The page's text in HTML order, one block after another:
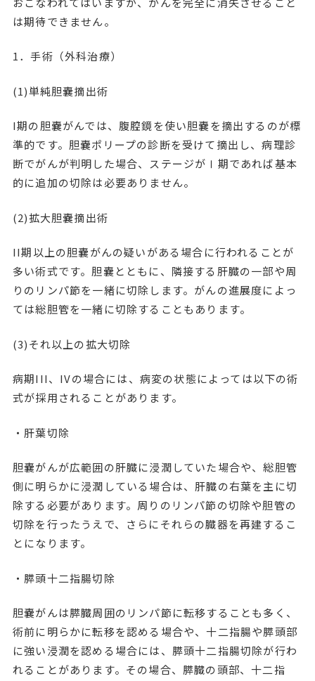
は期待できません。
1．手術（外科治療）
(1)単純胆嚢摘出術
I期の胆嚢がんでは、腹腔鏡を使い胆嚢を摘出するのが標
準的です。胆嚢ポリープの診断を受けて摘出し、病理診
断でがんが判明した場合、ステージがⅠ期であれば基本
的に追加の切除は必要ありません。
(2)拡大胆嚢摘出術
II期以上の胆嚢がんの疑いがある場合に行われることが
多い術式です。胆嚢とともに、隣接する肝臓の一部や周
りのリンパ節を一緒に切除します。がんの進展度によっ
ては総胆管を一緒に切除することもあります。
(3)それ以上の拡大切除
病期III、IVの場合には、病変の状態によっては以下の術
式が採用されることがあります。
・肝葉切除
胆嚢がんが広範囲の肝臓に浸潤していた場合や、総胆管
側に明らかに浸潤している場合は、肝臓の右葉を主に切
除する必要があります。周りのリンパ節の切除や胆管の
切除を行ったうえで、さらにそれらの臓器を再建するこ
とになります。
・膵頭十二指腸切除
胆嚢がんは膵臓周囲のリンパ節に転移することも多く、
術前に明らかに転移を認める場合や、十二指腸や膵頭部
に強い浸潤を認める場合には、膵頭十二指腸切除が行わ
れることがあります。その場合、膵臓の頭部、十二指